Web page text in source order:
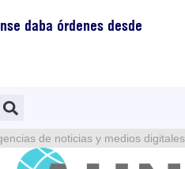
daba órdenes desde
de noticias y medios digitales